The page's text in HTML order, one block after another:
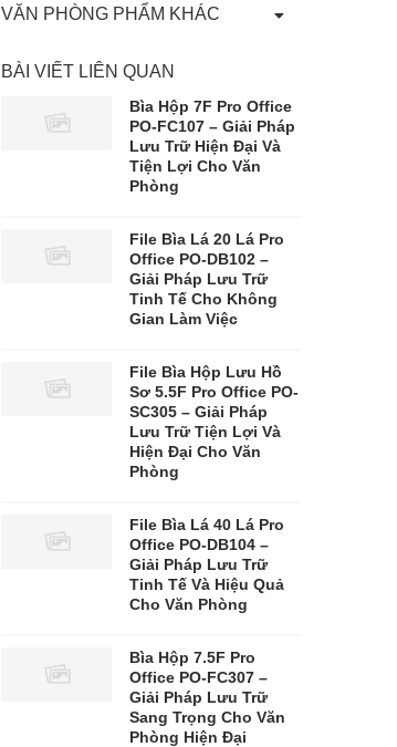
VĂN PHÒNG PHẨM KHÁC
BÀI VIẾT LIÊN QUAN
Bìa Hộp 7F Pro Office
PO-FC107 – Giải Pháp
Lưu Trữ Hiện Đại Và
Tiện Lợi Cho Văn
Phòng
File Bìa Lá 20 Lá Pro
Office PO-DB102 –
Giải Pháp Lưu Trữ
Tinh Tế Cho Không
Gian Làm Việc
File Bìa Hộp Lưu Hồ
Sơ 5.5F Pro Office PO-
SC305 – Giải Pháp
Lưu Trữ Tiện Lợi Và
Hiện Đại Cho Văn
Phòng
File Bìa Lá 40 Lá Pro
Office PO-DB104 –
Giải Pháp Lưu Trữ
Tinh Tế Và Hiệu Quả
Cho Văn Phòng
Bìa Hộp 7.5F Pro
Office PO-FC307 –
Giải Pháp Lưu Trữ
Sang Trọng Cho Văn
Phòng Hiện Đại